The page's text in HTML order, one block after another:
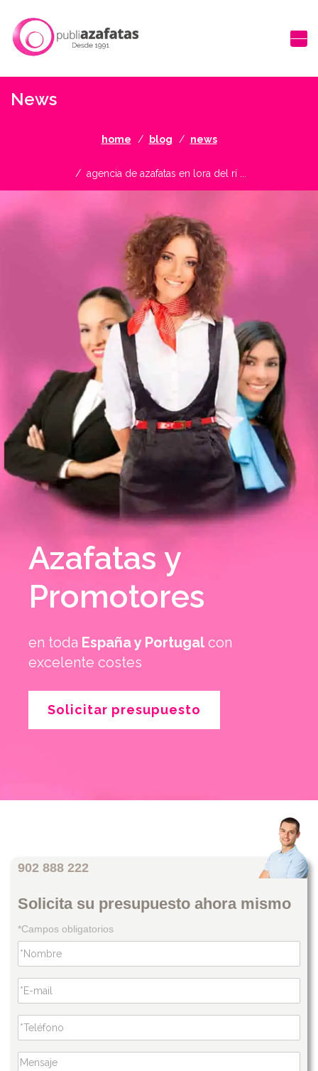
News
home blog news
agencia de azafatas en lora del rí ...
Azafatas y
Promotores
en toda España y Portugal con
excelente costes
Solicitar presupuesto
902 888 222
Solicita su presupuesto ahora mismo
*Campos obligatorios